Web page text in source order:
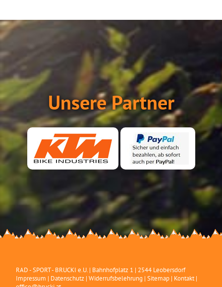
Unsere Partner
RAD - SPORT - BRUCKI e.U. | Bahnhofplatz 1 | 2544 Leobersdorf
Impressum | Datenschutz |Widerrufsbelehrung |Sitemap | Kontakt|